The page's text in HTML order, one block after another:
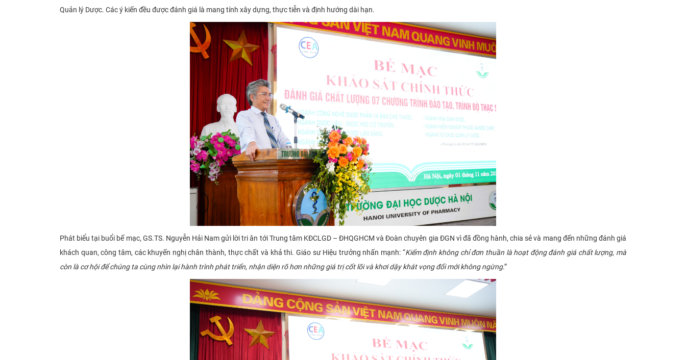
Quản lý Dược. Các ý kiến đều được đánh giá là mang tính xây dựng, thực tiễn và định hướng dài hạn.
Phát biểu tại buổi bế mạc, GS.TS. Nguyễn Hải Nam gửi lời tri ân tới Trung tâm KĐCLGD – ĐHQGHCM và Đoàn chuyên gia ĐGN vì đã đồng hành, chia sẻ và mang đến những đánh giá
khách quan, công tâm, các khuyến nghị chân thành, thực chất và khả thi. Giáo sư Hiệu trưởng nhấn mạnh: “Kiểm định không chỉ đơn thuần là hoạt động đánh giá chất lượng, mà
còn là cơ hội để chúng ta cùng nhìn lại hành trình phát triển, nhận diện rõ hơn những giá trị cốt lõi và khơi dậy khát vọng đổi mới không ngừng.”